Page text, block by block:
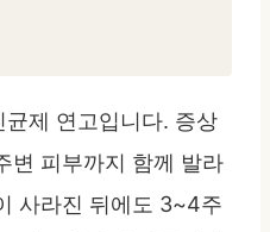
제 연고입니다. 증상
변 피부까지 함께 발라
사라진 뒤에도 3~4주